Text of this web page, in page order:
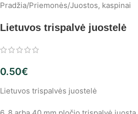
Pradžia/Priemonės/Juostos, kaspinai
Lietuvos trispalvė juostelė
0.50€
Lietuvos trispalvės juostelė